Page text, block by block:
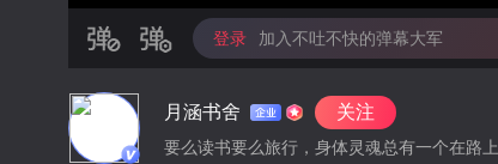
登录 加入不吐不快的弹幕大军
月涵书舍 关注
要么读书要么旅行，身体灵魂总有一个在路上